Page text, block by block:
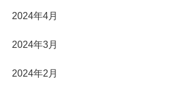
2024年4月
2024年3月
2024年2月